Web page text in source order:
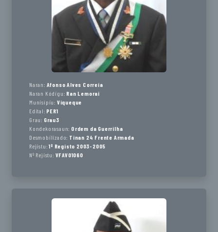
Naran: Afonso Alves Correia
Naran Kódigu: Ran Lemorai
Munisípiu: Viqueque
Edital: PER1
Grau: Grau3
Kondekorasaun: Ordem da Guerrilha
Desmobilizado: Tinan 24 Frente Armada
Rejistu: 1º Registo 2003-2005
Nº Rejistu: VFAV01060